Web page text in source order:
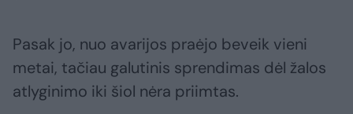
Pasak jo, nuo avarijos praėjo beveik vieni
metai, tačiau galutinis sprendimas dėl žalos
atlyginimo iki šiol nėra priimtas.